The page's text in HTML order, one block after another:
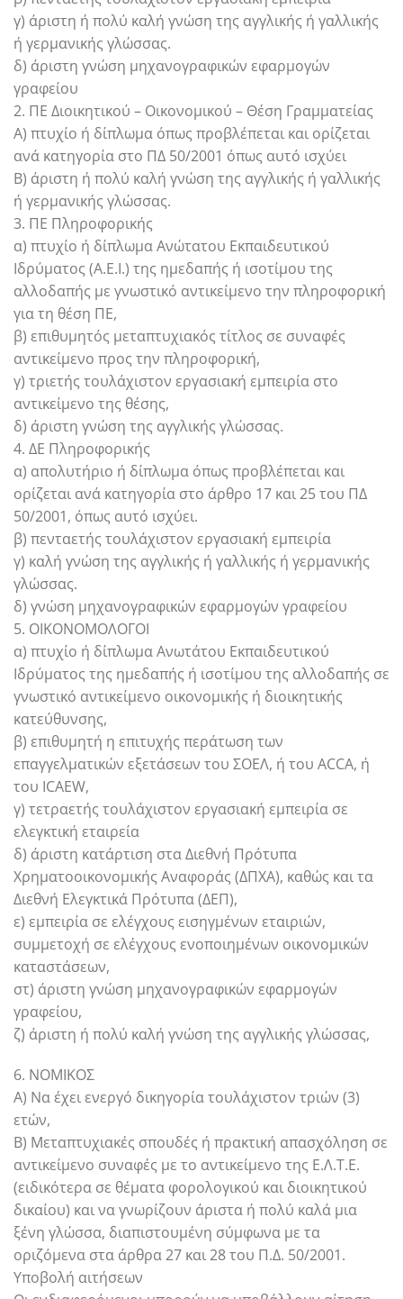
γ) άριστη ή πολύ καλή γνώση της αγγλικής ή γαλλικής
ή γερμανικής γλώσσας.
δ) άριστη γνώση μηχανογραφικών εφαρμογών
γραφείου
2. ΠΕ Διοικητικού – Οικονομικού – Θέση Γραμματείας
Α) πτυχίο ή δίπλωμα όπως προβλέπεται και ορίζεται
ανά κατηγορία στο ΠΔ 50/2001 όπως αυτό ισχύει
Β) άριστη ή πολύ καλή γνώση της αγγλικής ή γαλλικής
ή γερμανικής γλώσσας.
3. ΠΕ Πληροφορικής
α) πτυχίο ή δίπλωμα Ανώτατου Εκπαιδευτικού
Ιδρύματος (Α.Ε.Ι.) της ημεδαπής ή ισοτίμου της
αλλοδαπής με γνωστικό αντικείμενο την πληροφορική
για τη θέση ΠΕ,
β) επιθυμητός μεταπτυχιακός τίτλος σε συναφές
αντικείμενο προς την πληροφορική,
γ) τριετής τουλάχιστον εργασιακή εμπειρία στο
αντικείμενο της θέσης,
δ) άριστη γνώση της αγγλικής γλώσσας.
4. ΔΕ Πληροφορικής
α) απολυτήριο ή δίπλωμα όπως προβλέπεται και
ορίζεται ανά κατηγορία στο άρθρο 17 και 25 του ΠΔ
50/2001, όπως αυτό ισχύει.
β) πενταετής τουλάχιστον εργασιακή εμπειρία
γ) καλή γνώση της αγγλικής ή γαλλικής ή γερμανικής
γλώσσας.
δ) γνώση μηχανογραφικών εφαρμογών γραφείου
5. ΟΙΚΟΝΟΜΟΛΟΓΟΙ
α) πτυχίο ή δίπλωμα Ανωτάτου Εκπαιδευτικού
Ιδρύματος της ημεδαπής ή ισοτίμου της αλλοδαπής σε
γνωστικό αντικείμενο οικονομικής ή διοικητικής
κατεύθυνσης,
β) επιθυμητή η επιτυχής περάτωση των
επαγγελματικών εξετάσεων του ΣΟΕΛ, ή του ACCA, ή
του ICAEW,
γ) τετραετής τουλάχιστον εργασιακή εμπειρία σε
ελεγκτική εταιρεία
δ) άριστη κατάρτιση στα Διεθνή Πρότυπα
Χρηματοοικονομικής Αναφοράς (ΔΠΧΑ), καθώς και τα
Διεθνή Ελεγκτικά Πρότυπα (ΔΕΠ),
ε) εμπειρία σε ελέγχους εισηγμένων εταιριών,
συμμετοχή σε ελέγχους ενοποιημένων οικονομικών
καταστάσεων,
στ) άριστη γνώση μηχανογραφικών εφαρμογών
γραφείου,
ζ) άριστη ή πολύ καλή γνώση της αγγλικής γλώσσας,
6. ΝΟΜΙΚΟΣ
A) Να έχει ενεργό δικηγορία τουλάχιστον τριών (3)
ετών,
B) Μεταπτυχιακές σπουδές ή πρακτική απασχόληση σε
αντικείμενο συναφές με το αντικείμενο της Ε.Λ.Τ.Ε.
(ειδικότερα σε θέματα φορολογικού και διοικητικού
δικαίου) και να γνωρίζουν άριστα ή πολύ καλά μια
ξένη γλώσσα, διαπιστουμένη σύμφωνα με τα
οριζόμενα στα άρθρα 27 και 28 του Π.Δ. 50/2001.
Υποβολή αιτήσεων